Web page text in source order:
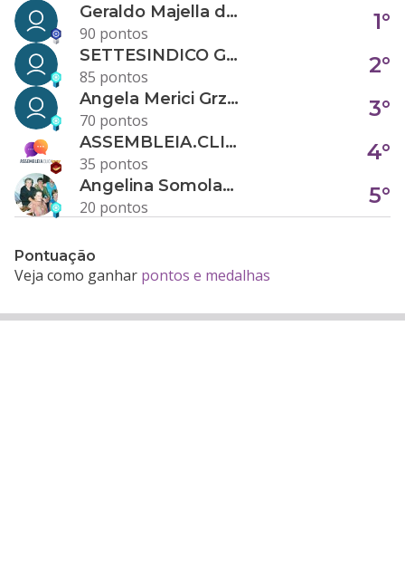
Geraldo Majella da Silva
90 pontos
1°
SETTESINDICO GOVERNANÇA CONDOMINIAL
85 pontos
2°
Angela Merici Grzybowski
70 pontos
3°
ASSEMBLEIA.CLICK
35 pontos
4°
Angelina Somolanji R. Oliveira
20 pontos
5°
Pontuação
Veja como ganhar pontos e medalhas